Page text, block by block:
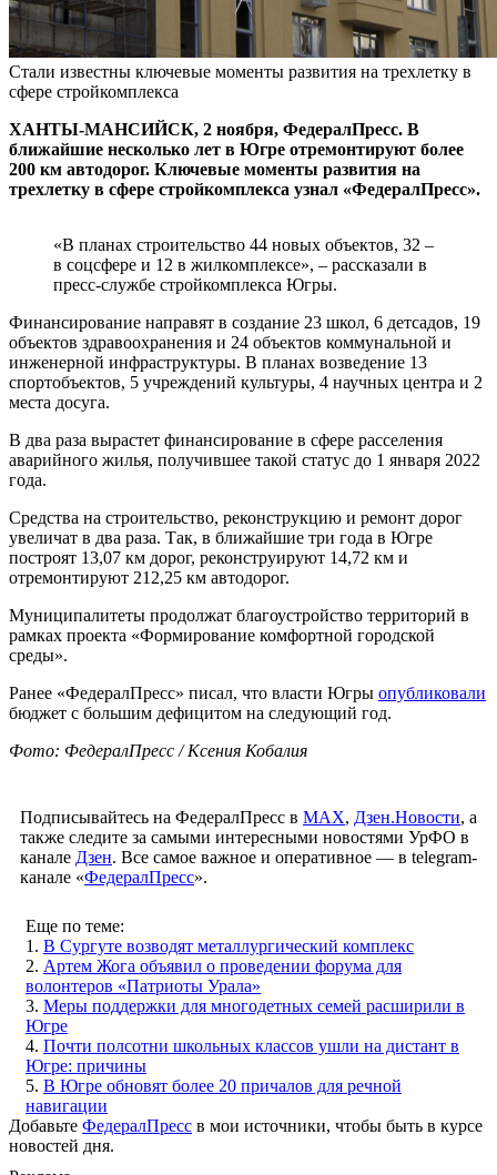
Стали известны ключевые моменты развития на трехлетку в
сфере стройкомплекса
ХАНТЫ-МАНСИЙСК, 2 ноября, ФедералПресс. В
ближайшие несколько лет в Югре отремонтируют более
200 км автодорог. Ключевые моменты развития на
трехлетку в сфере стройкомплекса узнал «ФедералПресс».
«В планах строительство 44 новых объектов, 32 –
в соцсфере и 12 в жилкомплексе», – рассказали в
пресс-службе стройкомплекса Югры.
Финансирование направят в создание 23 школ, 6 детсадов, 19
объектов здравоохранения и 24 объектов коммунальной и
инженерной инфраструктуры. В планах возведение 13
спортобъектов, 5 учреждений культуры, 4 научных центра и 2
места досуга.
В два раза вырастет финансирование в сфере расселения
аварийного жилья, получившее такой статус до 1 января 2022
года.
Средства на строительство, реконструкцию и ремонт дорог
увеличат в два раза. Так, в ближайшие три года в Югре
построят 13,07 км дорог, реконструируют 14,72 км и
отремонтируют 212,25 км автодорог.
Муниципалитеты продолжат благоустройство территорий в
рамках проекта «Формирование комфортной городской
среды».
Ранее «ФедералПресс» писал, что власти Югры опубликовали
бюджет с большим дефицитом на следующий год.
Фото: ФедералПресс / Ксения Кобалия
Подписывайтесь на ФедералПресс в МАХ, Дзен.Новости, а
также следите за самыми интересными новостями УрФО в
канале Дзен. Все самое важное и оперативное — в telegram-
канале «ФедералПресс».
Еще по теме:
1. В Сургуте возводят металлургический комплекс
2. Артем Жога объявил о проведении форума для
волонтеров «Патриоты Урала»
3. Меры поддержки для многодетных семей расширили в
Югре
4. Почти полсотни школьных классов ушли на дистант в
Югре: причины
5. В Югре обновят более 20 причалов для речной
навигации
Добавьте ФедералПресс в мои источники, чтобы быть в курсе
новостей дня.